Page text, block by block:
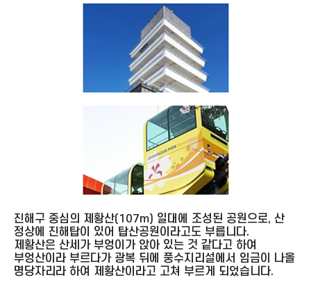
진해구 중심의 제황산(107m) 일대에 조성된 공원으로, 산
정상에 진해탑이 있어 탑산공원이라고도 부릅니다.
제황산은 산세가 부엉이가 앉아 있는 것 같다고 하여
부엉산이라 부르다가 광복 뒤에 풍수지리설에서 임금이 나올
명당자리라 하여 제황산이라고 고쳐 부르게 되었습니다.